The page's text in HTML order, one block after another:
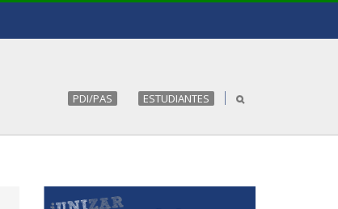
PDI/PAS ESTUDIANTES